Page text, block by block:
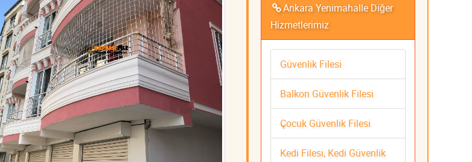
Ankara Yenimahalle Diğer
Hizmetlerimiz
Güvenlik Filesi
Balkon Güvenlik Filesi
Çocuk Güvenlik Filesi
Kedi Filesi, Kedi Güvenlik